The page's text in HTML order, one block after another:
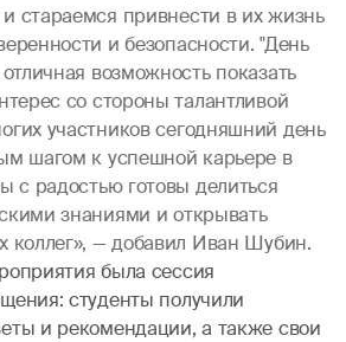
стараемся привнести в их жизнь
и безопасности. "День
возможность показать
со стороны талантливой
участников сегодняшний день
шагом к успешной карьере в
с радостью готовы делиться
знаниями и открывать
коллег», — добавил Иван Шубин.
была сессия
студенты получили
и рекомендации, а также свои